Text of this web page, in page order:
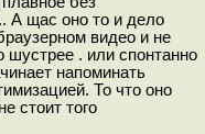
А щас оно то и дело
видео и не
шустрее . или спонтанно
напоминать
То что оно
стоит того